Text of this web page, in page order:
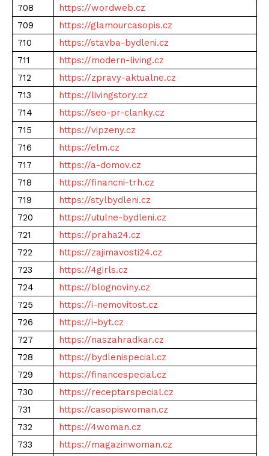
708
https://wordweb.cz
709
https://glamourcasopis.cz
710
https://stavba-bydleni.cz
711
https://modern-living.cz
712
https://zpravy-aktualne.cz
713
https://livingstory.cz
714
https://seo-pr-clanky.cz
715
https://vipzeny.cz
716
https://elm.cz
717
https://a-domov.cz
718
https://financni-trh.cz
719
https://stylbydleni.cz
720
https://utulne-bydleni.cz
721
https://praha24.cz
722
https://zajimavosti24.cz
723
https://4girls.cz
724
https://blognoviny.cz
725
https://i-nemovitost.cz
726
https://i-byt.cz
727
https://naszahradkar.cz
728
https://bydlenispecial.cz
729
https://financespecial.cz
730
https://receptarspecial.cz
731
https://casopiswoman.cz
732
https://4woman.cz
733
https://magazinwoman.cz